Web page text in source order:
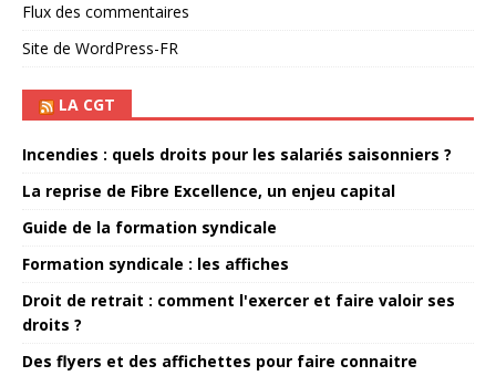
Flux des commentaires
Site de WordPress-FR
LA CGT
Incendies : quels droits pour les salariés saisonniers ?
La reprise de Fibre Excellence, un enjeu capital
Guide de la formation syndicale
Formation syndicale : les affiches
Droit de retrait : comment l'exercer et faire valoir ses
droits ?
Des flyers et des affichettes pour faire connaitre